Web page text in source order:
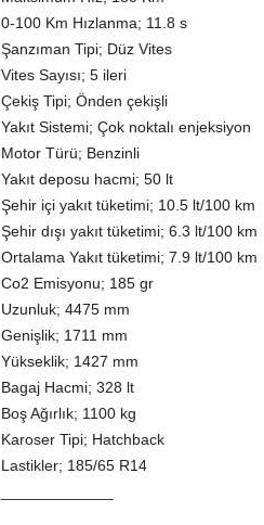
0-100 Km Hızlanma; 11.8 s
Şanzıman Tipi; Düz Vites
Vites Sayısı; 5 ileri
Çekiş Tipi; Önden çekişli
Yakıt Sistemi; Çok noktalı enjeksiyon
Motor Türü; Benzinli
Yakıt deposu hacmi; 50 lt
Şehir içi yakıt tüketimi; 10.5 lt/100 km
Şehir dışı yakıt tüketimi; 6.3 lt/100 km
Ortalama Yakıt tüketimi; 7.9 lt/100 km
Co2 Emisyonu; 185 gr
Uzunluk; 4475 mm
Genişlik; 1711 mm
Yükseklik; 1427 mm
Bagaj Hacmi; 328 lt
Boş Ağırlık; 1100 kg
Karoser Tipi; Hatchback
Lastikler; 185/65 R14